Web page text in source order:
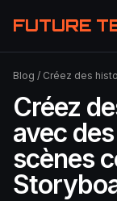
FUTURE
Blog / Créez des histoires
Créez
avec
scènes